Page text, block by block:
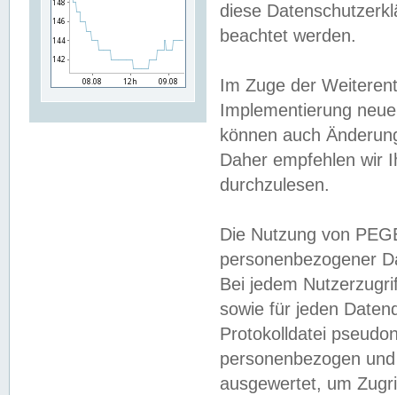
diese
beachtet werden.
Im Zuge der
Implementierung
können auch
Daher empfehlen wir
durchzulesen.
Die Nutzung von
personenbezogener
Bei jedem
sowie für jeden
Protokolldatei
personenbezogen
ausgewertet, um